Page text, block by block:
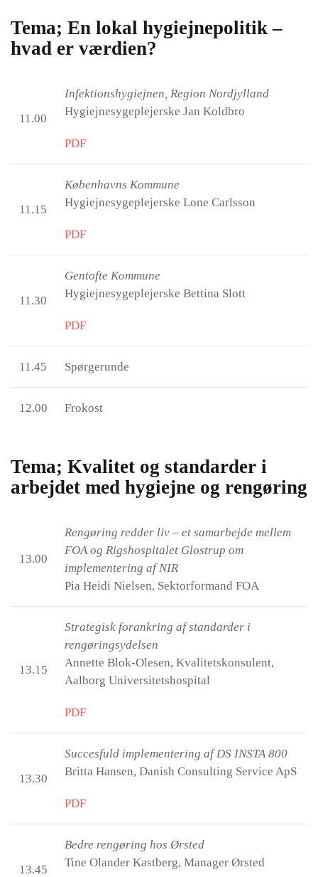
Tema; En lokal hygiejnepolitik –
hvad er værdien?
11.00
Infektionshygiejnen, Region Nordjylland
Hygiejnesygeplejerske Jan Koldbro
PDF
11.15
Københavns Kommune
Hygiejnesygeplejerske Lone Carlsson
PDF
11.30
Gentofte Kommune
Hygiejnesygeplejerske Bettina Slott
PDF
11.45 Spørgerunde
12.00 Frokost
Tema; Kvalitet og standarder i
arbejdet med hygiejne og rengøring
13.00
Rengøring redder liv – et samarbejde mellem
FOA og Rigshospitalet Glostrup om
implementering af NIR
Pia Heidi Nielsen, Sektorformand FOA
13.15
Strategisk forankring af standarder i
rengøringsydelsen
Annette Blok-Olesen, Kvalitetskonsulent,
Aalborg Universitetshospital
PDF
13.30
Succesfuld implementering af DS INSTA 800
Britta Hansen, Danish Consulting Service ApS
PDF
13.45
Bedre rengøring hos Ørsted
Tine Olander Kastberg, Manager Ørsted